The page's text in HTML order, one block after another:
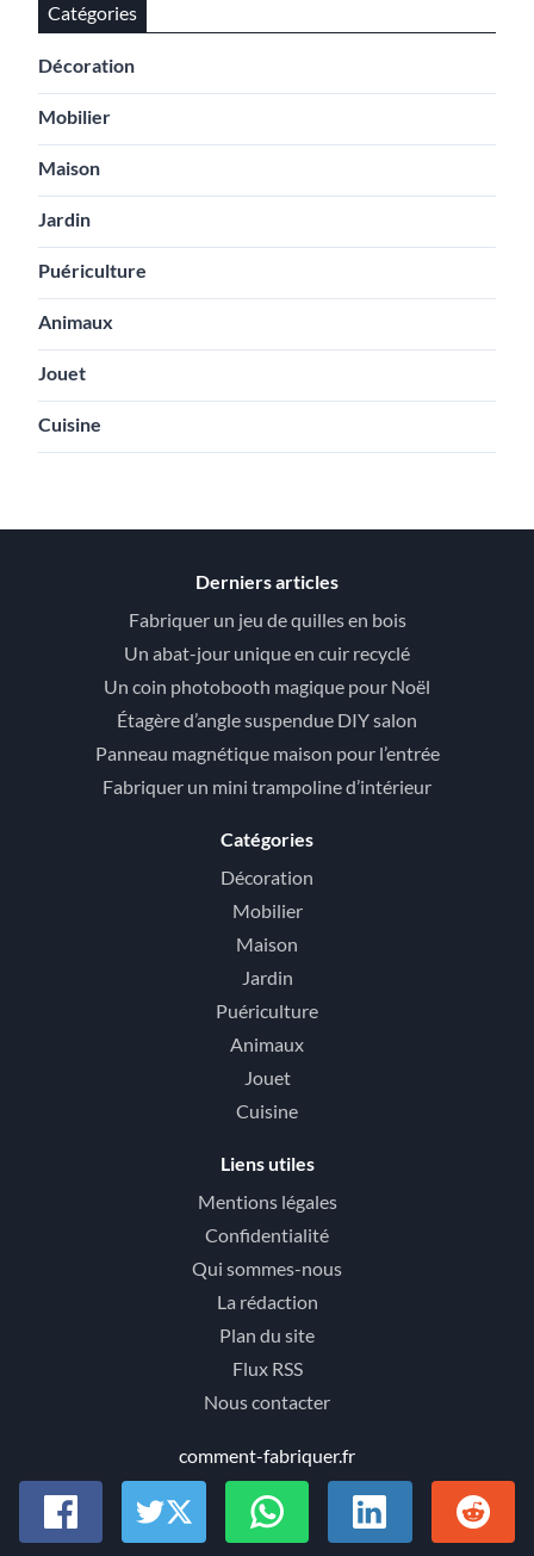
Catégories
Décoration
Mobilier
Maison
Jardin
Puériculture
Animaux
Jouet
Cuisine
Derniers articles
Fabriquer un jeu de quilles en bois
Un abat-jour unique en cuir recyclé
Un coin photobooth magique pour Noël
Étagère d’angle suspendue DIY salon
Panneau magnétique maison pour l’entrée
Fabriquer un mini trampoline d’intérieur
Catégories
Décoration
Mobilier
Maison
Jardin
Puériculture
Animaux
Jouet
Cuisine
Liens utiles
Mentions légales
Confidentialité
Qui sommes-nous
La rédaction
Plan du site
Flux RSS
Nous contacter
comment-fabriquer.fr